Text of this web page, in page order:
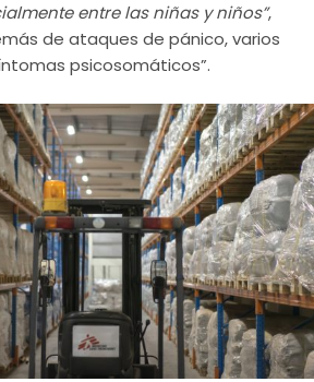
entre las niñas y niños”,
de ataques de pánico, varios
psicosomáticos”.